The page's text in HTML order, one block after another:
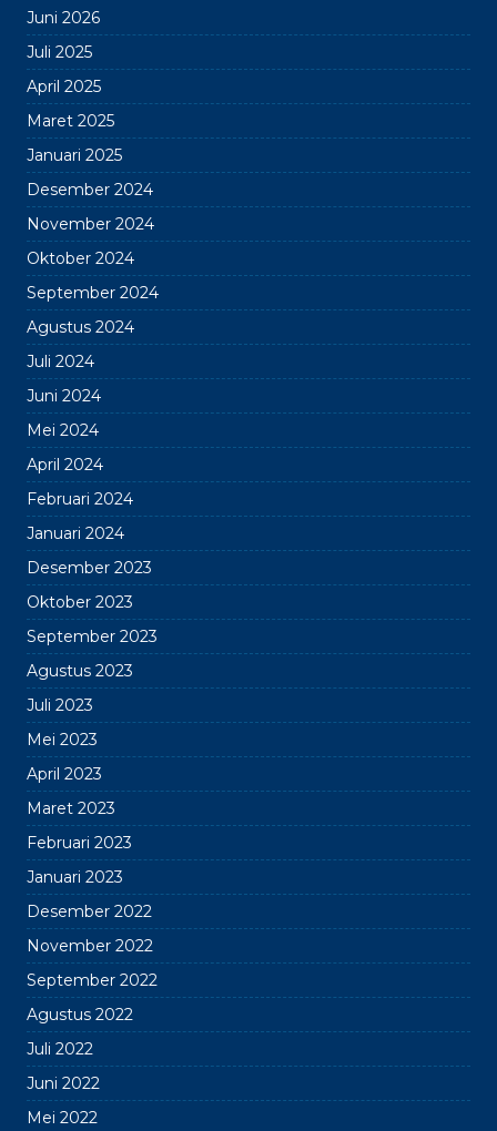
Juni 2026
Juli 2025
April 2025
Maret 2025
Januari 2025
Desember 2024
November 2024
Oktober 2024
September 2024
Agustus 2024
Juli 2024
Juni 2024
Mei 2024
April 2024
Februari 2024
Januari 2024
Desember 2023
Oktober 2023
September 2023
Agustus 2023
Juli 2023
Mei 2023
April 2023
Maret 2023
Februari 2023
Januari 2023
Desember 2022
November 2022
September 2022
Agustus 2022
Juli 2022
Juni 2022
Mei 2022